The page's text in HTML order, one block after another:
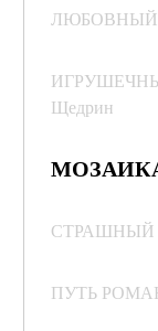
ЛЮБОВНЫЙ
Щедрин
СТРАШНЫЙ
ПУТЬ